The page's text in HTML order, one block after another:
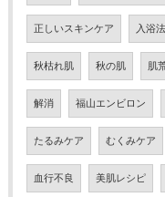
正しいスキンケア 入浴法
秋枯れ肌 秋の肌 肌
解消 福山エンビロン
たるみケア むくみケア
血行不良 美肌レシピ